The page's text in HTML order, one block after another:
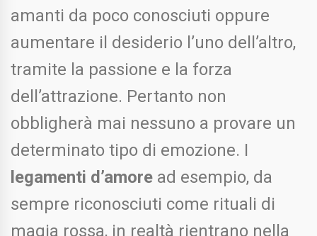
amanti da poco conosciuti oppure
aumentare il desiderio l’uno dell’altro,
tramite la passione e la forza
dell’attrazione. Pertanto non
obbligherà mai nessuno a provare un
determinato tipo di emozione. I
legamenti d’amore ad esempio, da
sempre riconosciuti come rituali di
magia rossa, in realtà rientrano nella